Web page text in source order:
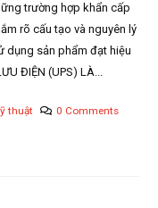
trường hợp khẩn cấp
rõ cấu tạo và nguyên lý
dụng sản phẩm đạt hiệu
ĐIỆN (UPS) LÀ...
thuật 0 Comments